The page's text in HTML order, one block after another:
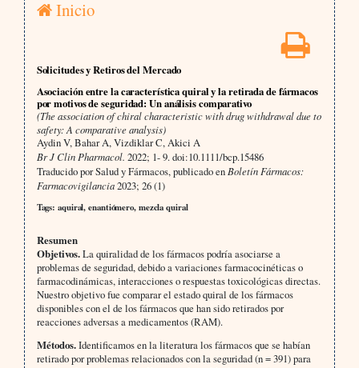
Inicio
Solicitudes y Retiros del Mercado
Asociación entre la característica quiral y la retirada de fármacos
por motivos de seguridad: Un análisis comparativo
(The association of chiral characteristic with drug withdrawal due to
safety: A comparative analysis)
Aydin V, Bahar A, Vizdiklar C, Akici A
Br J Clin Pharmacol. 2022; 1- 9. doi:10.1111/bcp.15486
Traducido por Salud y Fármacos, publicado en Boletín Fármacos:
Farmacovigilancia2023; 26 (1)
Tags: aquiral, enantiómero, mezcla quiral
Resumen
Objetivos.La quiralidad de los fármacos podría asociarse a
problemas de seguridad, debido a variaciones farmacocinéticas o
farmacodinámicas, interacciones o respuestas toxicológicas directas.
Nuestro objetivo fue comparar el estado quiral de los fármacos
disponibles con el de los fármacos que han sido retirados por
reacciones adversas a medicamentos (RAM).
Métodos.Identificamos en la literatura los fármacos que se habían
retirado por problemas relacionados con la seguridad (n = 391) para